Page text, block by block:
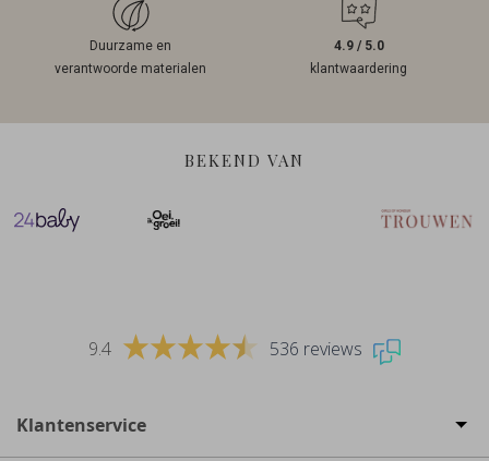
Duurzame en
verantwoorde materialen
4.9 / 5.0
klantwaardering
BEKEND VAN
9.4 536 reviews
Klantenservice